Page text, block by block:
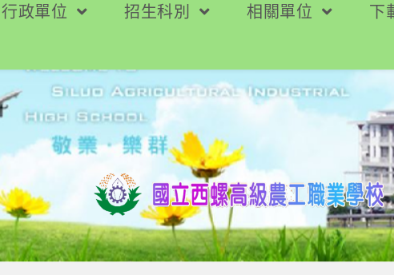
行政單位 招生科別 相關單位 下